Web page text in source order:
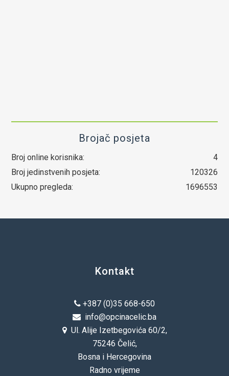
Brojač posjeta
Broj online korisnika:
4
Broj jedinstvenih posjeta:
120326
Ukupno pregleda:
1696553
Kontakt
+387 (0)35 668-650
info@opcinacelic.ba
Ul. Alije Izetbegovića 60/2,
75246 Čelić,
Bosna i Hercegovina
Radno vrijeme